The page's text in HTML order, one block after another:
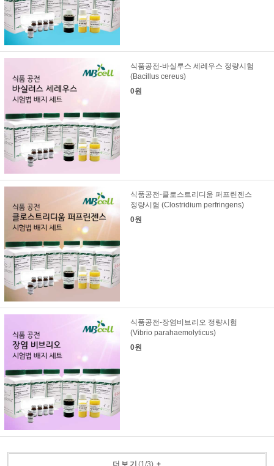
식품공전-바실루스 세레우스 정량시험
(Bacillus cereus)
0원
식품공전-클로스트리디움 퍼프린젠스
정량시험 (Clostridium perfringens)
0원
식품공전-장염비브리오 정량시험
(Vibrio parahaemolyticus)
0원
더보기 (1 /3)+